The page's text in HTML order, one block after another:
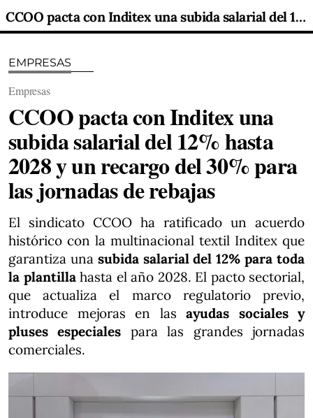
CCOO pacta con Inditex una subida salarial del 12% hasta 2028 y un recargo del 30% para las jornadas de rebajas
EMPRESAS
Empresas
CCOO pacta con Inditex una
subida salarial del 12% hasta
2028 y un recargo del 30% para
las jornadas de rebajas
El sindicato CCOO ha ratificado un acuerdo
histórico con la multinacional textil Inditex que
garantiza una subida salarial del 12% para toda
la plantillahasta el año 2028. El pacto sectorial,
que actualiza el marco regulatorio previo,
introduce mejoras en las ayudas sociales y
pluses especiales para las grandes jornadas
comerciales.